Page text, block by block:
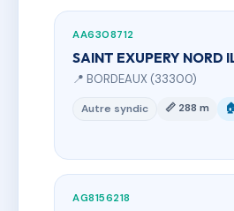
AA6308712
SAINT EXUPERY NORD
📍 BORDEAUX (33300)
Autre syndic 📏 288 m
AG8156218